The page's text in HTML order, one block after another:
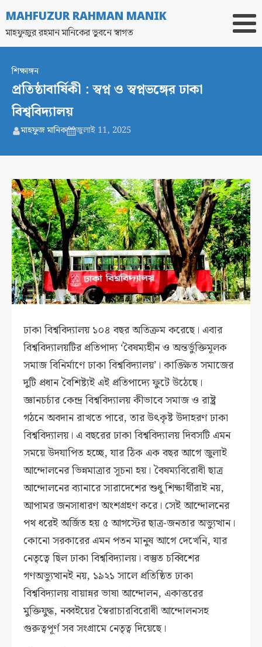
MAHFUZUR RAHMAN MANIK
মাহফুজুর রহমান মানিকের ভুবনে স্বাগত
শিক্ষাঙ্গন
প্রতিষ্ঠাবার্ষিকী : স্বপ্ন ও স্বপ্নভঙ্গের ঢাকা
বিশ্ববিদ্যালয়
মাহফুজ মানিক জুলাই 11, 2025
ঢাকা বিশ্ববিদ্যালয় ১০৪ বছর অতিক্রম করেছে। এবার
বিশ্ববিদ্যালয়টির প্রতিপাদ্য ‘বৈষম্যহীন ও অন্তর্ভুক্তিমূলক
সমাজ বিনির্মাণে ঢাকা বিশ্ববিদ্যালয়’। কাঙ্ক্ষিত সমাজের
দুটি প্রধান বৈশিষ্ট্যই এই প্রতিপাদ্যে ফুটে উঠেছে।
জ্ঞানচর্চার কেন্দ্র বিশ্ববিদ্যালয় কীভাবে সমাজ ও রাষ্ট্র
গঠনে অবদান রাখতে পারে, তার উৎকৃষ্ট উদাহরণ ঢাকা
বিশ্ববিদ্যালয়। এ বছরের ঢাকা বিশ্ববিদ্যালয় দিবসটি এমন
সময়ে উদযাপিত হচ্ছে, যার ঠিক এক বছর আগে জুলাই
আন্দোলনের ভিন্নমাত্রার সূচনা হয়। বৈষম্যবিরোধী ছাত্র
আন্দোলনের ব্যানারে সারাদেশের শুধু শিক্ষার্থীরাই নয়,
আপামর জনসাধারণ অংশগ্রহণ করে। সেই আন্দোলনের
পথ ধরেই অর্জিত হয় ৫ আগস্টের ছাত্র-জনতার অভ্যুত্থান।
কোনো সরকারের এমন পতন মানুষ আগে দেখেনি, যার
নেতৃত্বে ছিল ঢাকা বিশ্ববিদ্যালয়। বস্তুত চব্বিশের
গণঅভ্যুত্থানই নয়, ১৯২১ সালে প্রতিষ্ঠিত ঢাকা
বিশ্ববিদ্যালয় বায়ান্নর ভাষা আন্দোলন, একাত্তরের
মুক্তিযুদ্ধ, নব্বইয়ের স্বৈরাচারবিরোধী আন্দোলনসহ
গুরুত্বপূর্ণ সব সংগ্রামে নেতৃত্ব দিয়েছে।